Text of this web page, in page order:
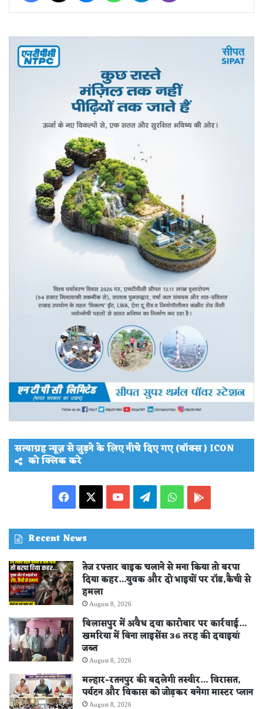
सत्याग्रह न्यूज़ से जुड़ने के लिए नीचे दिए गए (बॉक्स ) ICON
को क्लिक करे
Facebook YouTubeTelegramWhatsApp
Recent News
तेज रफ्तार बाइक चलाने से मना किया तो बरपा
दिया कहर…युवक और दो भाइयों पर रॉड,कैची से
हमला
August 8, 2026
बिलासपुर में अवैध दवा कारोबार पर कार्रवाई…
खमरिया में बिना लाइसेंस 36 तरह की दवाइयां
जब्त
August 8, 2026
मल्हार-रतनपुर की बदलेगी तस्वीर… विरासत,
पर्यटन और विकास को जोड़कर बनेगा मास्टर प्लान
August 8, 2026